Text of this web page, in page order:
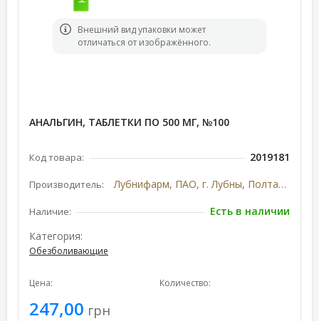
Bнешний вид упаковки может
отличаться от изображённого.
АНАЛЬГИН, ТАБЛЕТКИ ПО 500 МГ, №100
Код товара: 2019181
Производитель: Лубнифарм, ПАО, г. Лубны, Полтавская область, Украина
Наличие:
Есть в наличии
Категория:
Обезболивающие
Цена:
247,00 грн
Количество: